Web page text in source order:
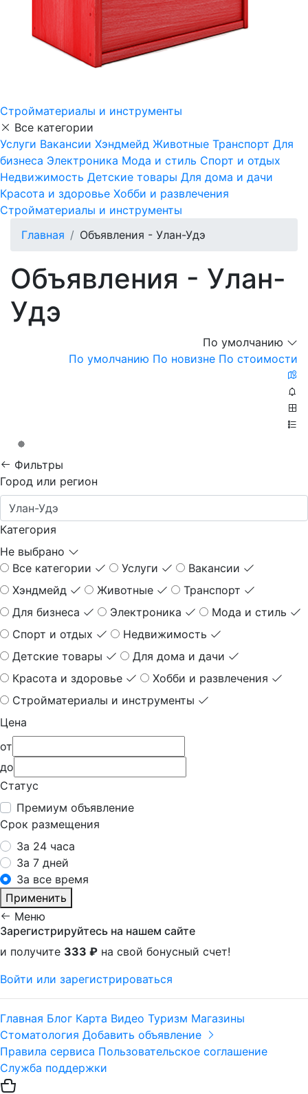
Стройматериалы и инструменты
Все категории
Услуги Вакансии Хэндмейд Животные Транспорт Для
бизнеса Электроника Мода и стиль Спорт и отдых
Недвижимость Детские товары Для дома и дачи
Красота и здоровье Хобби и развлечения
Стройматериалы и инструменты
Главная
Объявления - Улан-Удэ
Объявления - Улан-
Удэ
По умолчанию
По умолчанию По новизне По стоимости
Фильтры
Город или регион
Категория
Не выбрано
Все категории
Услуги
Вакансии
Хэндмейд
Животные
Транспорт
Для бизнеса
Электроника
Мода и стиль
Спорт и отдых
Недвижимость
Детские товары
Для дома и дачи
Красота и здоровье
Хобби и развлечения
Стройматериалы и инструменты
Цена
от
до
Статус
Премиум объявление
Срок размещения
За 24 часа
За 7 дней
За все время
Применить
Меню
Зарегистрируйтесь на нашем сайте
и получите 333 ₽ на свой бонусный счет!
Войти или зарегистрироваться
Главная Блог Карта Видео Туризм Магазины
Стоматология Добавить объявление
Правила сервиса Пользовательское соглашение
Служба поддержки